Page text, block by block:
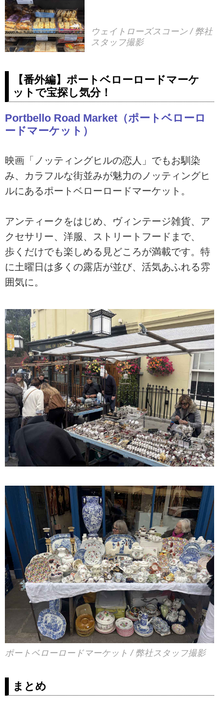
ウェイトローズスコーン / 弊社
スタッフ撮影
【番外編】ポートベローロードマーケ
ットで宝探し気分！
Portbello Road Market（ポートベローロ
ードマーケット）
映画「ノッティングヒルの恋人」でもお馴染
み、カラフルな街並みが魅力のノッティングヒ
ルにあるポートベローロードマーケット。
アンティークをはじめ、ヴィンテージ雑貨、ア
クセサリー、洋服、ストリートフードまで、
歩くだけでも楽しめる見どころが満載です。特
に土曜日は多くの露店が並び、活気あふれる雰
囲気に。
ポートベローロードマーケット / 弊社スタッフ撮影
まとめ